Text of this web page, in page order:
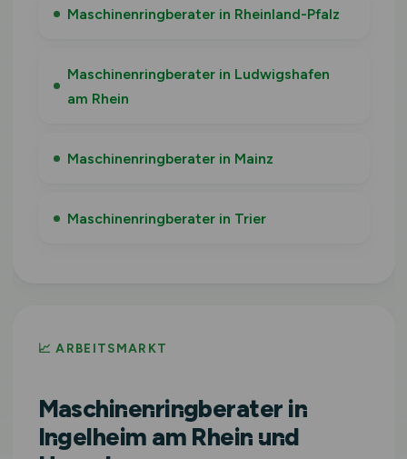
Maschinenringberater in Rheinland-Pfalz
Maschinenringberater in Ludwigshafen
am Rhein
Maschinenringberater in Mainz
Maschinenringberater in Trier
📈 ARBEITSMARKT
Maschinenringberater in
Ingelheim am Rhein und